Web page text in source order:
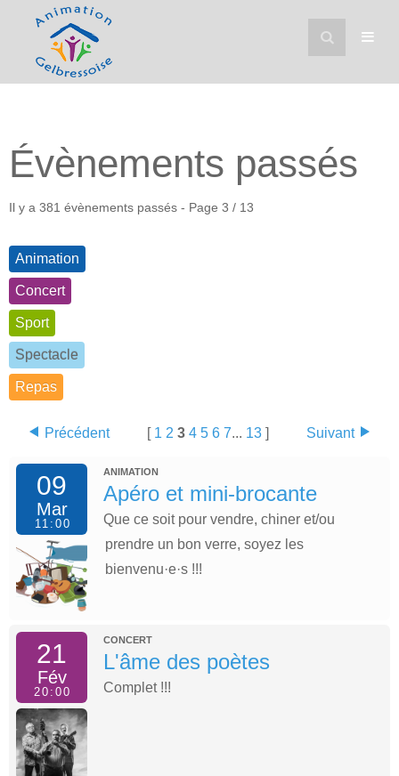
Évènements passés
Il y a 381 évènements passés - Page 3 / 13
Animation
Concert
Sport
Spectacle
Repas
Précédent Suivant
[ 1 2 3 4 5 6 7... 13 ]
09
Mar
11:00
ANIMATION
Apéro et mini-brocante
Que ce soit pour vendre, chiner et/ou
prendre un bon verre, soyez les
bienvenu·e·s !!!
21
Fév
20:00
CONCERT
L'âme des poètes
Complet !!!